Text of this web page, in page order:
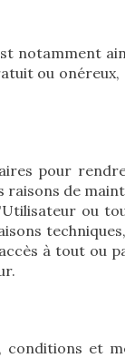
notamment
ou
pour
raisons de
ou
à tout ou
et